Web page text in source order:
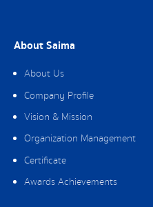
About Saima
About Us
Company Profile
Vision & Mission
Organization Management
Certificate
Awards Achievements